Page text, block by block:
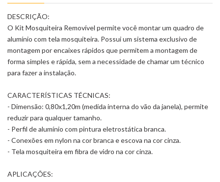
DESCRIÇÃO:
O Kit Mosquiteira Removível permite você montar um quadro de
alumínio com tela mosquiteira. Possui um sistema exclusivo de
montagem por encaixes rápidos que permitem a montagem de
forma simples e rápida, sem a necessidade de chamar um técnico
para fazer a instalação.
CARACTERÍSTICAS TÉCNICAS:
- Dimensão: 0,80x1,20m (medida interna do vão da janela), permite
reduzir para qualquer tamanho.
- Perfil de alumínio com pintura eletrostática branca.
- Conexões em nylon na cor branca e escova na cor cinza.
- Tela mosquiteira em fibra de vidro na cor cinza.
APLICAÇÕES: